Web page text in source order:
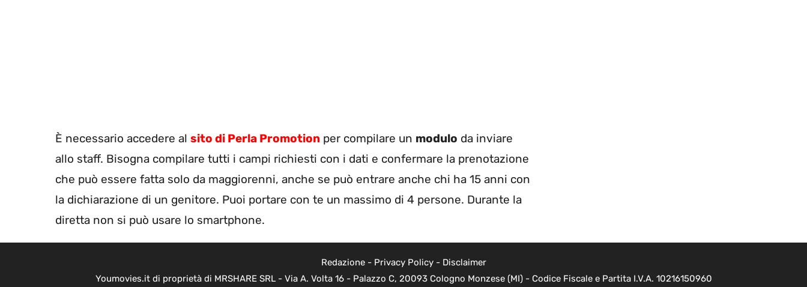
È necessario accedere al sito di Perla Promotion per compilare un modulo da inviare
allo staff. Bisogna compilare tutti i campi richiesti con i dati e confermare la prenotazione
che può essere fatta solo da maggiorenni, anche se può entrare anche chi ha 15 anni con
la dichiarazione di un genitore. Puoi portare con te un massimo di 4 persone. Durante la
diretta non si può usare lo smartphone.
Redazione- Privacy Policy- Disclaimer
Youmovies.it di proprietà di MRSHARE SRL - Via A. Volta 16 - Palazzo C, 20093 Cologno Monzese (MI) - Codice Fiscale e Partita I.V.A. 10216150960